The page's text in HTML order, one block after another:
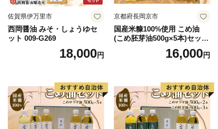
佐賀県伊万里市
西岡醤油 みそ・しょうゆセ
ット 009-G269
18,000円
京都府長岡京市
国産米糠100%使用 こめ油
(こめ胚芽油500g×5本)セット
16,000円